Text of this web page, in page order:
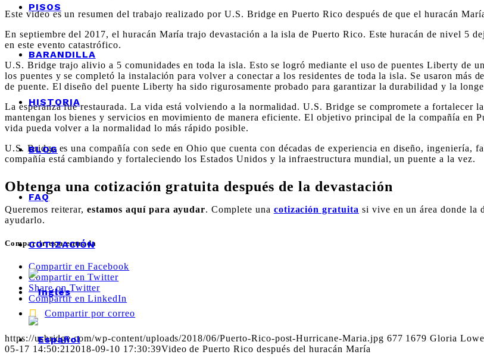
PISOS
BARANDILLA
HISTORIA
BLOG
FAQ
COTIZACIÓN
Este video es un resumen del trabajo realizado por U.S. Bridge en Puerto Rico después de que el huracán
En septiembre del 2017, el huracán María trajo devastación a la isla de Puerto Rico. Este huracán de nivel 5
en este evento catastrófico.
U.S. Bridge trajo alivio a 5 comunidades en toda la isla. Esto se logró mediante el uso de puentes Liberty de
los puentes y se completó la instalación para volver a conectar a los residentes de toda la isla. Se usaron más
de puente. El diseño del puente Liberty ha sido rigurosamente probado para garantizar la durabilidad y la
La esperanza fue restaurada. La vida está volviendo a la normalidad. U.S. Bridge se compromete a fortalecer
mantengan los bienes y servicios en movimiento de manera eficiente. El objetivo principal de la compañía en
vida pueda volver a la normalidad lo más rápido posible.
U.S. Bridge es una compañía con sede en Ohio que cuenta con décadas de experiencia en diseño, ingeniería,
compañía está cambiando y fortaleciendo los Estados Unidos y la infraestructura mundial, un puente a la vez.
Obtenga una cotización gratuita después de la devastación
Queremos reiterar,estamos aquí para ayudar. Complete una cotización gratuita si vive en un área donde la
ayudarlo.
Compartir esta entrada
Compartir en Facebook
Compartir en Twitter
Share on Twitter
Compartir en LinkedIn
Compartir por correo
https://usbridge.com/wp-content/uploads/2018/06/Puerto-Rico-post-Hurricane-Maria.jpg 677 1679 Gloria Lowe
05-17 14:50:21 2018-09-10 17:30:39Video de Puerto Rico después del huracán María